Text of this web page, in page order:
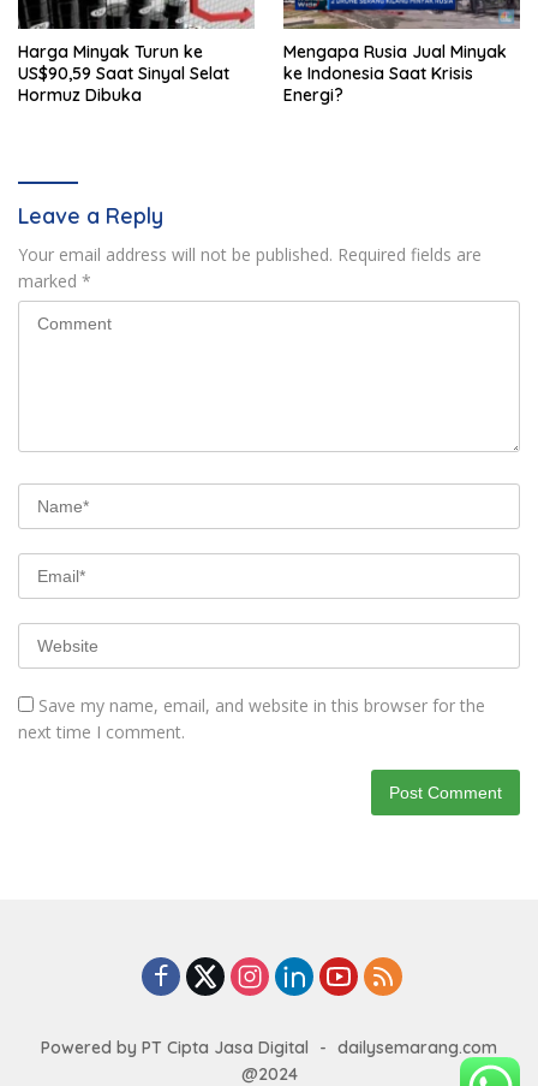
Harga Minyak Turun ke
US$90,59 Saat Sinyal Selat
Hormuz Dibuka
Mengapa Rusia Jual Minyak
ke Indonesia Saat Krisis
Energi?
Leave a Reply
Your email address will not be published. Required fields are
marked *
Save my name, email, and website in this browser for the
next time I comment.
Powered by PT Cipta Jasa Digital - dailysemarang.com
@2024